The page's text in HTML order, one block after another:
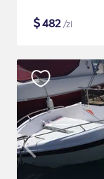
$482/zi